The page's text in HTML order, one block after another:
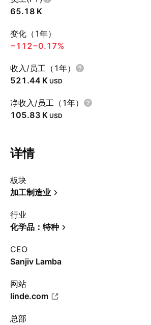
‪65.18 K‬
变化（1年）
−112−0.17%
收入/员工（1年）
‪521.44 K‬ USD
净收入/员工（1年）
‪105.83 K‬ USD
详情
板块
加工制造业
行业
化学品：特种
CEO
Sanjiv Lamba
网站
linde.com
总部